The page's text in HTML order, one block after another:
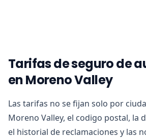
Tarifas de seguro de
en Moreno Valley
Las tarifas no se fijan solo por
Moreno Valley, el codigo postal, la
el historial de reclamaciones y las